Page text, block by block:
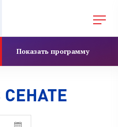
Показать программу